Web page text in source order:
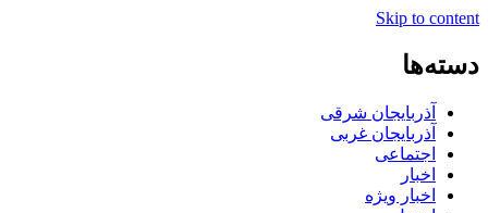
Skip to content
دسته‌ها
آذربایجان شرقی
آذربایجان غربی
اجتماعی
اخبار
اخبار ویژه